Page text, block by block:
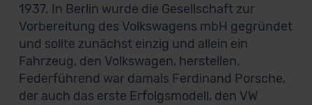
1937. In Berlin wurde die Gesellschaft zur
Vorbereitung des Volkswagens mbH gegründet
und sollte zunächst einzig und allein ein
Fahrzeug, den Volkswagen, herstellen.
Federführend war damals Ferdinand Porsche,
der auch das erste Erfolgsmodell, den VW